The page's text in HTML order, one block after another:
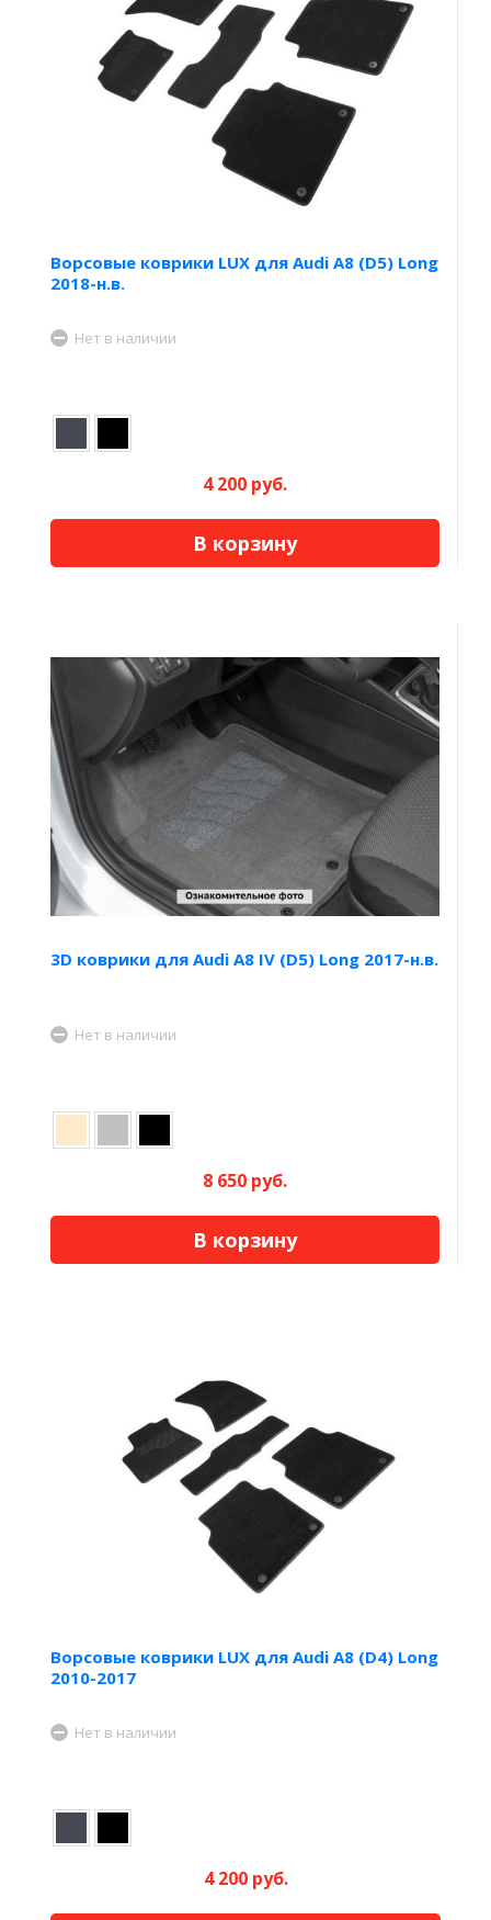
Ворсовые коврики LUX для Audi A8 (D5) Long
2018-н.в.
Нет в наличии
4 200 руб.
В корзину
3D коврики для Audi A8 IV (D5) Long 2017-н.в.
Нет в наличии
8 650 руб.
В корзину
Ворсовые коврики LUX для Audi A8 (D4) Long
2010-2017
Нет в наличии
4 200 руб.